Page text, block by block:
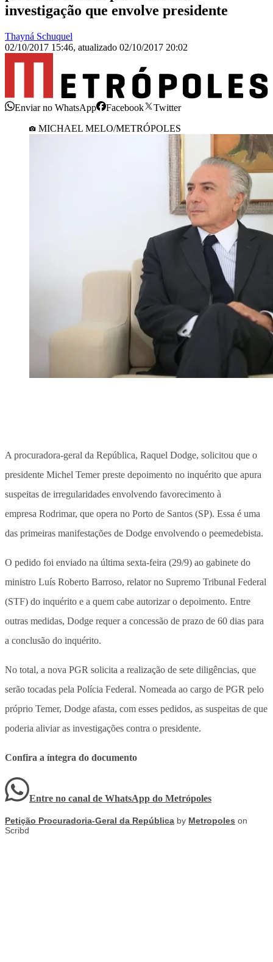
investigação que envolve presidente
Thayná Schuquel
02/10/2017 15:46, atualizado 02/10/2017 20:02
Enviar no WhatsApp Facebook
Twitter
MICHAEL MELO/METRÓPOLES
A procuradora-geral da República, Raquel Dodge, solicitou que o
presidente Michel Temer preste depoimento no inquérito que apura
suspeitas de irregularidades envolvendo favorecimento à
empresa Rodrimar, que opera no Porto de Santos (SP). Essa é uma
das primeiras manifestações de Dodge envolvendo o peemedebista.
O pedido foi enviado na última sexta-feira (29/9) ao gabinete do
ministro Luís Roberto Barroso, relator no Supremo Tribunal Federal
(STF) do inquérito e a quem cabe autorizar o depoimento. Entre
outras medidas, Dodge requer a concessão de prazo de 60 dias para
a conclusão do inquérito.
No total, a nova PGR solicita a realização de sete diligências, que
serão tocadas pela Polícia Federal. Nomeada ao cargo de PGR pelo
próprio Temer, Dodge afasta, com esses pedidos, as suspeitas de que
poderia aliviar as investigações contra o presidente.
Confira a íntegra do documento
Entre no canal de WhatsApp do Metrópoles
Petição Procuradoria-Geral da República by Metropoles on
Scribd